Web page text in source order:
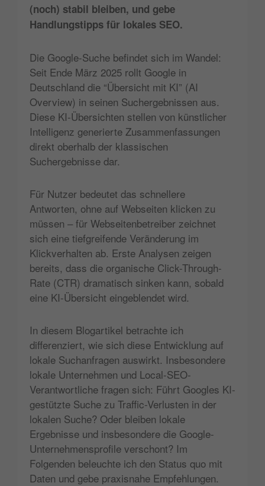
(noch) stabil bleiben, und gebe
Handlungstipps für lokales SEO.
Die Google-Suche befindet sich im Wandel:
Seit Ende März 2025 rollt Google in
Deutschland die “Übersicht mit KI” (AI
Overview) in seinen Suchergebnissen aus​.
Diese KI-Übersichten stellen von künstlicher
Intelligenz generierte Zusammenfassungen
direkt oberhalb der klassischen
Suchergebnisse dar​.
Für Nutzer bedeutet das schnellere
Antworten, ohne auf Webseiten klicken zu
müssen – für Webseitenbetreiber zeichnet
sich eine tiefgreifende Veränderung im
Klickverhalten ab. Erste Analysen zeigen
bereits, dass die organische Click-Through-
Rate (CTR) dramatisch sinken kann, sobald
eine KI-Übersicht eingeblendet wird.
In diesem Blogartikel betrachte ich
differenziert, wie sich diese Entwicklung auf
lokale Suchanfragen auswirkt. Insbesondere
lokale Unternehmen und Local-SEO-
Verantwortliche fragen sich: Führt Googles KI-
gestützte Suche zu Traffic-Verlusten in der
lokalen Suche? Oder bleiben lokale
Ergebnisse und insbesondere die Google-
Unternehmensprofile verschont? Im
Folgenden beleuchte ich den Status quo mit
Daten und gebe praxisnahe Empfehlungen.